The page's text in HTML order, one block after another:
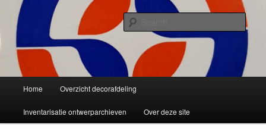
primary
contentVorm van vermaak
Liselotte Doeswijk
Home Overzicht decorafdeling
Inventarisatie ontwerparchieven Over deze site